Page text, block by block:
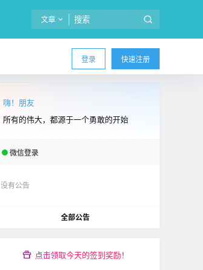
文章
登录 快速注册
嗨！朋友
所有的伟大，都源于一个勇敢的开始
微信登录
没有公告
全部公告
点击领取今天的签到奖励！